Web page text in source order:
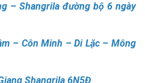
– Shangrila đường bộ 6 ngày
– Côn Minh – Di Lặc – Mông
Shangrila 6N5Đ